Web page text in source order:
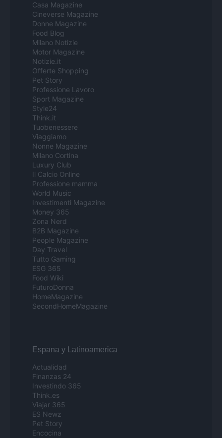
Casa Magazine
Cineverse Magazine
Donne Magazine
Food Blog
Milano Notizie
Motor Magazine
Notizie.it
Offerte Shopping
Pet Story
Professione Lavoro
Sport Magazine
Style24
Think.it
Tuobenessere
Viaggiamo
Nonne Magazine
Milano Cortina
Luxury Club
Il Calcio Online
Professione mamma
World Music
Investimenti Magazine
Money 365
Zona Nerd
B2B Magazine
People Magazine
Day Travel
Tutto Gaming
ESG 365
Food Wiki
FuturoDonna
HomeMagazine
SecondHomeMagazine
Espana y Latinoamerica
Actualidad
Finanzas 24
Investindo 365
Think.es
Viajar 365
ES Newz
Pet Story
Encocina